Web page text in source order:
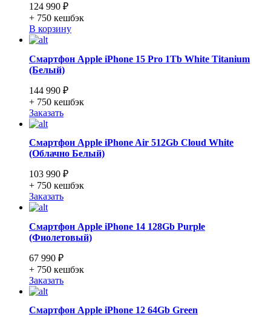
124 990 ₽
+ 750 кешбэк
В корзину
Смартфон Apple iPhone 15 Pro 1Tb White Titanium
(Белый)
144 990 ₽
+ 750 кешбэк
Заказать
Смартфон Apple iPhone Air 512Gb Cloud White
(Облачно Белый)
103 990 ₽
+ 750 кешбэк
Заказать
Смартфон Apple iPhone 14 128Gb Purple
(Фиолетовый)
67 990 ₽
+ 750 кешбэк
Заказать
Смартфон Apple iPhone 12 64Gb Green